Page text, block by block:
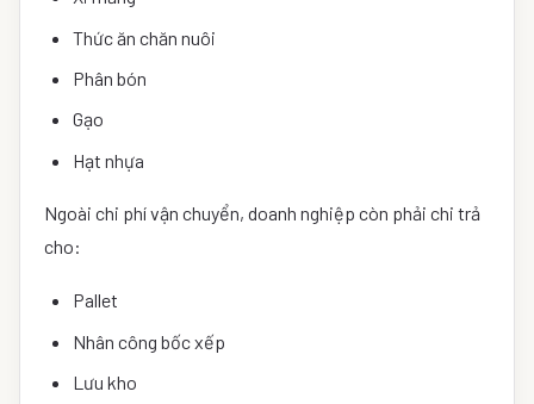
Thức ăn chăn nuôi
Phân bón
Gạo
Hạt nhựa
Ngoài chi phí vận chuyển, doanh nghiệp còn phải chi trả
cho:
Pallet
Nhân công bốc xếp
Lưu kho